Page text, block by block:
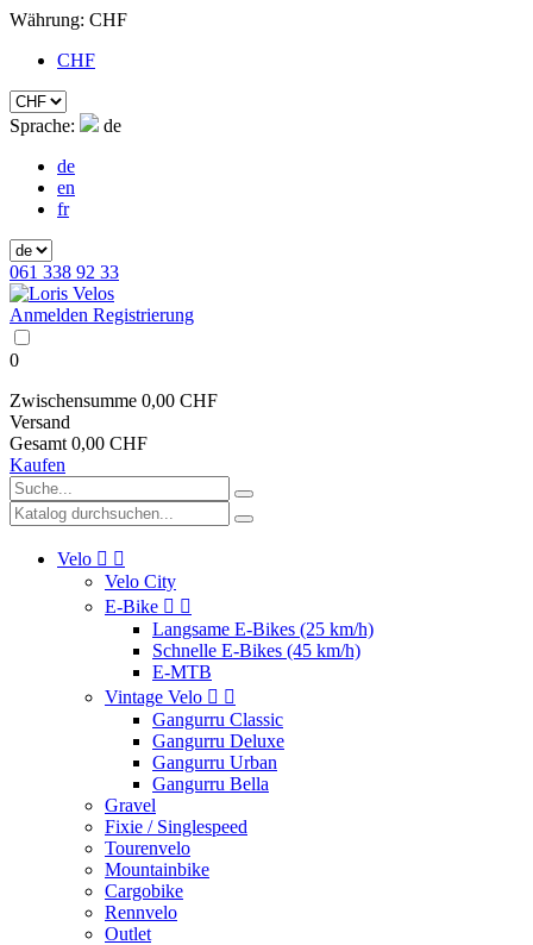
Währung: CHF
CHF
Sprache:
de
de
en
fr
061 338 92 33
Anmelden Registrierung
0
Zwischensumme 0,00 CHF
Versand
Gesamt 0,00 CHF
Kaufen
Velo  
Velo City
E-Bike  
Langsame E-Bikes (25 km/h)
Schnelle E-Bikes (45 km/h)
E-MTB
Vintage Velo  
Gangurru Classic
Gangurru Deluxe
Gangurru Urban
Gangurru Bella
Gravel
Fixie / Singlespeed
Tourenvelo
Mountainbike
Cargobike
Rennvelo
Outlet